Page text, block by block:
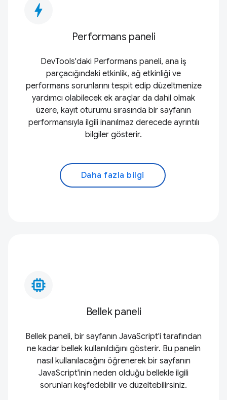
bolt
Performans paneli
DevTools'daki Performans paneli, ana iş
parçacığındaki etkinlik, ağ etkinliği ve
performans sorunlarını tespit edip düzeltmenize
yardımcı olabilecek ek araçlar da dahil olmak
üzere, kayıt oturumu sırasında bir sayfanın
performansıyla ilgili inanılmaz derecede ayrıntılı
bilgiler gösterir.
Daha fazla bilgi
memory_alt
Bellek paneli
Bellek paneli, bir sayfanın JavaScript'i tarafından
ne kadar bellek kullanıldığını gösterir. Bu panelin
nasıl kullanılacağını öğrenerek bir sayfanın
JavaScript'inin neden olduğu bellekle ilgili
sorunları keşfedebilir ve düzeltebilirsiniz.